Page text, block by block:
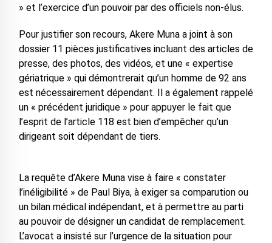
» et l’exercice d’un pouvoir par des officiels non-élus.
Pour justifier son recours, Akere Muna a joint à son
dossier 11 pièces justificatives incluant des articles de
presse, des photos, des vidéos, et une « expertise
gériatrique » qui démontrerait qu’un homme de 92 ans
est nécessairement dépendant. Il a également rappelé
un « précédent juridique » pour appuyer le fait que
l’esprit de l’article 118 est bien d’empêcher qu’un
dirigeant soit dépendant de tiers.
La requête d’Akere Muna vise à faire « constater
l’inéligibilité » de Paul Biya, à exiger sa comparution ou
un bilan médical indépendant, et à permettre au parti
au pouvoir de désigner un candidat de remplacement.
L’avocat a insisté sur l’urgence de la situation pour